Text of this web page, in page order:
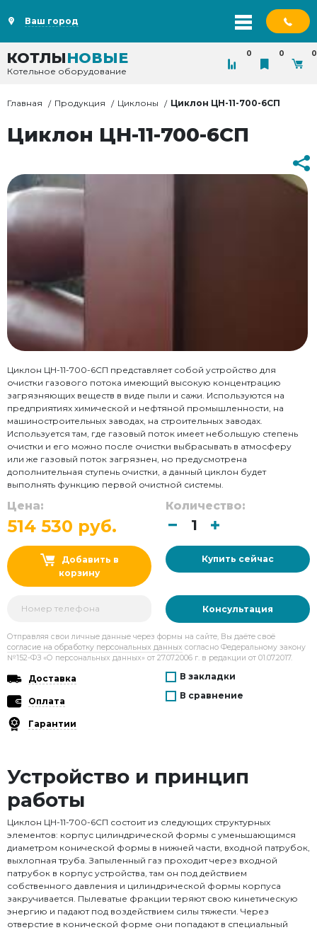
Ваш город
КОТЛЫНОВЫЕ
Котельное оборудование
0 0 0
Главная Продукция Циклоны Циклон ЦН-11-700-6СП
Циклон ЦН-11-700-6СП
Циклон ЦН-11-700-6СП представляет собой устройство для
очистки газового потока имеющий высокую концентрацию
загрязняющих веществ в виде пыли и сажи. Используются на
предприятиях химической и нефтяной промышленности, на
машиностроительных заводах, на строительных заводах.
Используется там, где газовый поток имеет небольшую степень
очистки и его можно после очистки выбрасывать в атмосферу
или же газовый поток загрязнен, но предусмотрена
дополнительная ступень очистки, а данный циклон будет
выполнять функцию первой очистной системы.
Цена:
514 530 руб.
Количество:
Добавить в
корзину
Купить сейчас
Консультация
Отправляя свои личные данные через формы на сайте, Вы даёте своё
согласие на обработку персональных данных согласно Федеральному закону
№152-ФЗ «О персональных данных» от 27.07.2006 г. в редакции от 01.07.2017.
Доставка
Оплата
Гарантии
В закладки
В сравнение
Устройство и принцип
работы
Циклон ЦН-11-700-6СП состоит из следующих структурных
элементов: корпус цилиндрической формы с уменьшающимся
диаметром конической формы в нижней части, входной патрубок,
выхлопная труба. Запыленный газ проходит через входной
патрубок в корпус устройства, там он под действием
собственного давления и цилиндрической формы корпуса
закручивается. Пылеватые фракции теряют свою кинетическую
энергию и падают под воздействием силы тяжести. Через
отверстие в конической форме они попадают в специальный